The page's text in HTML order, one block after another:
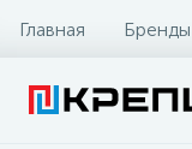
Главная Бренды